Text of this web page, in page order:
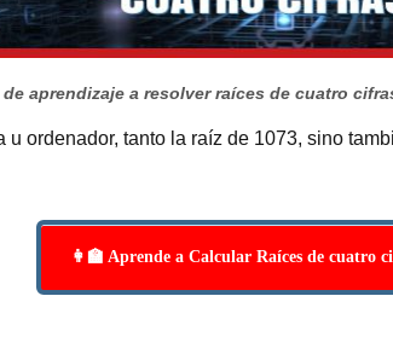
aprendizaje a resolver raíces de cuatro
ordenador, tanto la raíz de 1073, sino
👩‍🏫 Aprende a Calcular Raíces de cuatro